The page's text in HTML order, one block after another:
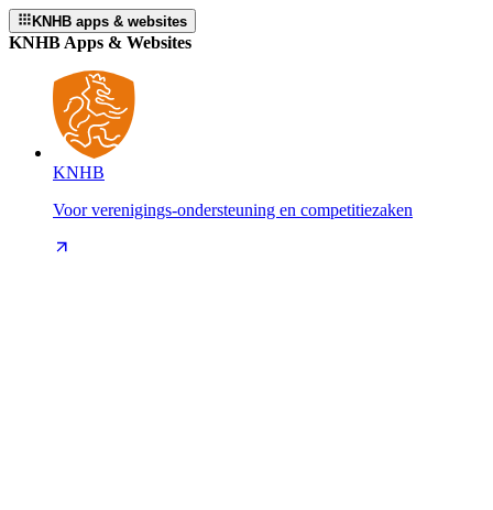
KNHB apps & websites
KNHB Apps & Websites
KNHB
Voor verenigings-ondersteuning en competitiezaken